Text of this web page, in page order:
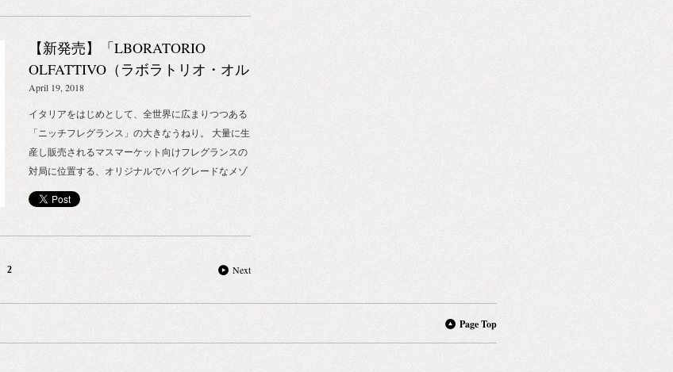
に一票をいれてくださいね。 Webでも投票ができま
すよ！ Web投票はこちら ～EVENT～ スタンプラリ
ー 8月16日（木）～9月30日（日）期間中にNOSE
SHOP 新宿及び銀座にお越しいただいた方に、スタ
ンプラリーのカードをお渡しします！ 期間中に両店
ントが！ ＜場所＞NOSE SHOP 新宿・銀座の両店舗
＜日程＞8月16日（木）～9月30日（日） ～SPECIAL
GOODS～ １) NOSE SHOPブローチ ＆ キーホルダ
ー NOSE SHOPオリジナルの、鼻の形をしたブロー
チ。NOSE SHOPのコンセプトである”Follor your
NOSE“（自分の鼻を信じて進め）の意味を込めて、
何かを感じ取った瞬間の鼻を原寸で表現していま
メイドの革小物を生み出しているデザイナー十代田
日＞8月16日（木） ＜販売場所＞NOSE SHOP 新
い開始） ＜販売価格＞ブローチ：3,240円 キーホル
店頭で先着順にて受付致します。 ご不明な点等あり
ましたら、NOSE SHOPへ直接お電話（TEL:03-5357-
7707）又は、店頭でスタッフまで直接お声掛け下さ
い！ ご参加下さった方みなさまには参加特典として
NOSE SHOPオリジナルリストバンドをプレゼン
ト！ 是非この機会に、初めての方もそうでない方
も、NOSE SHOPへ遊びにいらして下さいね～！ み
なさまのご参加、心よりお待ちしております！
【新発売】「LBORATORIO
OLFATTIVO（ラボラトリオ・オル
ファティーボ）」からルームフレ
グランス（ホワイトムスク）と香
水（ブラックバニラ） 新発売のお
知らせ
April 19, 2018
イタリアをはじめとして、全世界に広まりつつある
「ニッチフレグランス」の大きなうねり。 大量に生
産し販売されるマスマーケット向けフレグランスの
対局に位置する、オリジナルでハイグレードなメゾ
ンフレグランスが、いま本物志向の人々を魅了しは
じめています。 そんなフレグランスメゾンのなか
で、マーケティングを捨てた香水界の異端児とし
て、ひときわ強い注目を集める「LABORATORIO
OLFATTIVO（ラボラトリオ・オルファティー
されます。 日本では、2018年4月21日(土)より、
SHOP（ニュウマン新宿）にて発売開始致します。
Biancotalco｜ビアンコタルコ（ホワイトムスク） -
Next
2
Page Top